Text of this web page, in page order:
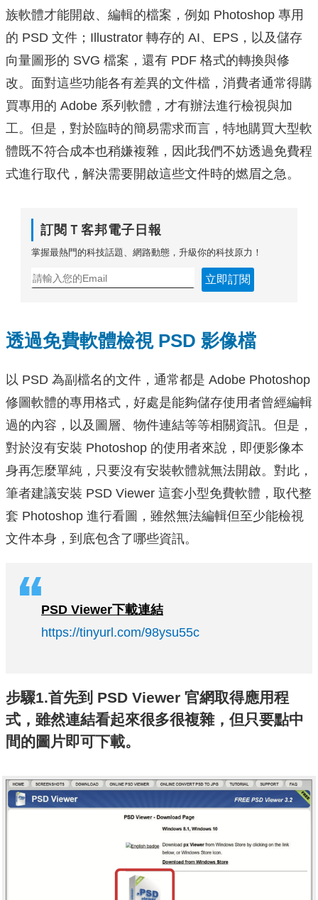
族軟體才能開啟、編輯的檔案，例如 Photoshop 專用
的 PSD 文件；Illustrator 轉存的 AI、EPS，以及儲存
向量圖形的 SVG 檔案，還有 PDF 格式的轉換與修
改。面對這些功能各有差異的文件檔，消費者通常得購
買專用的 Adobe 系列軟體，才有辦法進行檢視與加
工。但是，對於臨時的簡易需求而言，特地購買大型軟
體既不符合成本也稍嫌複雜，因此我們不妨透過免費程
式進行取代，解決需要開啟這些文件時的燃眉之急。
訂閱Ｔ客邦電子日報
掌握最熱門的科技話題、網路動態，升級你的科技原力！
立即訂閱
透過免費軟體檢視 PSD 影像檔
以 PSD 為副檔名的文件，通常都是 Adobe Photoshop
修圖軟體的專用格式，好處是能夠儲存使用者曾經編輯
過的內容，以及圖層、物件連結等等相關資訊。但是，
對於沒有安裝 Photoshop 的使用者來說，即便影像本
身再怎麼單純，只要沒有安裝軟體就無法開啟。對此，
筆者建議安裝 PSD Viewer 這套小型免費軟體，取代整
套 Photoshop 進行看圖，雖然無法編輯但至少能檢視
文件本身，到底包含了哪些資訊。
PSD Viewer下載連結
https://tinyurl.com/98ysu55c
步驟1.首先到 PSD Viewer 官網取得應用程
式，雖然連結看起來很多很複雜，但只要點中
間的圖片即可下載。